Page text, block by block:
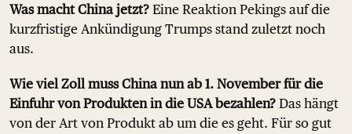
Was macht China jetzt? Eine Reaktion Pekings auf die
kurzfristige Ankündigung Trumps stand zuletzt noch
aus.
Wie viel Zoll muss China nun ab 1. November für die
Einfuhr von Produkten in die USA bezahlen? Das hängt
von der Art von Produkt ab um die es geht. Für so gut